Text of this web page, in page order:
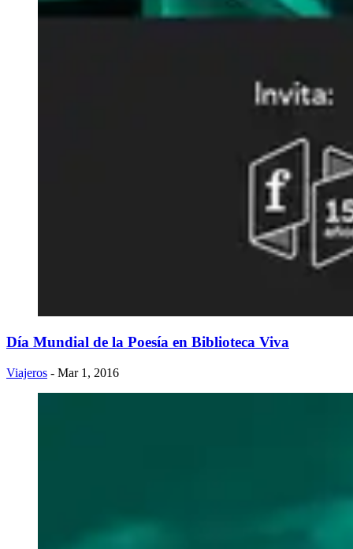
Día Mundial de la Poesía en Biblioteca Viva
Viajeros - Mar 1, 2016